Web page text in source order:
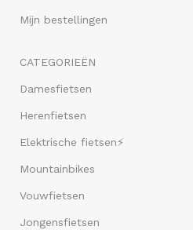
Mijn bestellingen
CATEGORIEËN
Damesfietsen
Herenfietsen
Elektrische fietsen⚡
Mountainbikes
Vouwfietsen
Jongensfietsen